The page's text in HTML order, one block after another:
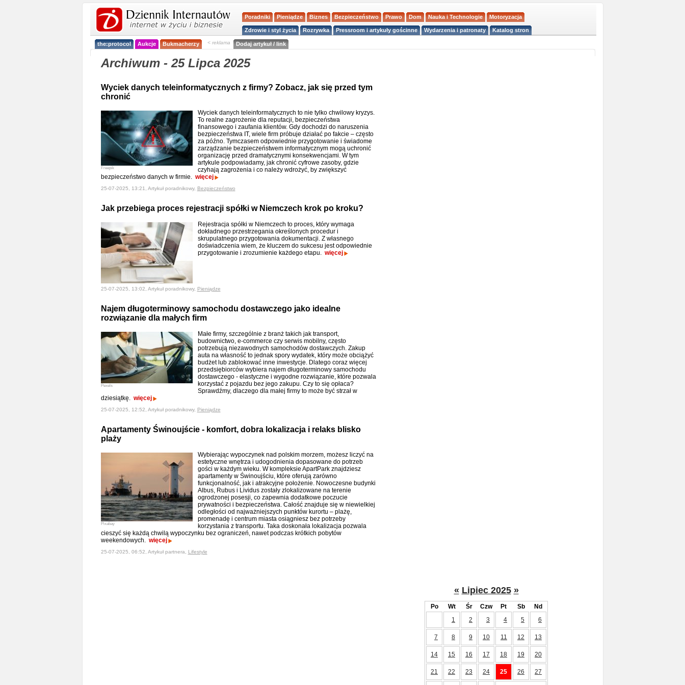
Poradniki Pieniądze Biznes Bezpieczeństwo Prawo Dom Nauka i Technologie Motoryzacja
Zdrowie i styl życia Rozrywka Pressroom i artykuły gościnne Wydarzenia i patronaty Katalog stron
the:protocol Aukcje Bukmacherzy < reklama Dodaj artykuł / link
Archiwum - 25 Lipca 2025
Wyciek danych teleinformatycznych z firmy? Zobacz, jak się przed tym
chronić
Freepik
Wyciek danych teleinformatycznych to nie tylko chwilowy kryzys.
To realne zagrożenie dla reputacji, bezpieczeństwa
finansowego i zaufania klientów. Gdy dochodzi do naruszenia
bezpieczeństwa IT, wiele firm próbuje działać po fakcie – często
za późno. Tymczasem odpowiednie przygotowanie i świadome
zarządzanie bezpieczeństwem informatycznym mogą uchronić
organizację przed dramatycznymi konsekwencjami. W tym
artykule podpowiadamy, jak chronić cyfrowe zasoby, gdzie
czyhają zagrożenia i co należy wdrożyć, by zwiększyć
bezpieczeństwo danych w firmie. więcej
25-07-2025, 13:21, Artykuł poradnikowy, Bezpieczeństwo
Jak przebiega proces rejestracji spółki w Niemczech krok po kroku?
Rejestracja spółki w Niemczech to proces, który wymaga
dokładnego przestrzegania określonych procedur i
skrupulatnego przygotowania dokumentacji. Z własnego
doświadczenia wiem, że kluczem do sukcesu jest odpowiednie
przygotowanie i zrozumienie każdego etapu. więcej
25-07-2025, 13:02, Artykuł poradnikowy, Pieniądze
Najem długoterminowy samochodu dostawczego jako idealne
rozwiązanie dla małych firm
Pexels
Małe firmy, szczególnie z branż takich jak transport,
budownictwo, e-commerce czy serwis mobilny, często
potrzebują niezawodnych samochodów dostawczych. Zakup
auta na własność to jednak spory wydatek, który może obciążyć
budżet lub zablokować inne inwestycje. Dlatego coraz więcej
przedsiębiorców wybiera najem długoterminowy samochodu
dostawczego - elastyczne i wygodne rozwiązanie, które pozwala
korzystać z pojazdu bez jego zakupu. Czy to się opłaca?
Sprawdźmy, dlaczego dla małej firmy to może być strzał w
dziesiątkę. więcej
25-07-2025, 12:52, Artykuł poradnikowy, Pieniądze
Apartamenty Świnoujście - komfort, dobra lokalizacja i relaks blisko
plaży
Pixabay
Wybierając wypoczynek nad polskim morzem, możesz liczyć na
estetyczne wnętrza i udogodnienia dopasowane do potrzeb
gości w każdym wieku. W kompleksie ApartPark znajdziesz
apartamenty w Świnoujściu, które oferują zarówno
funkcjonalność, jak i atrakcyjne położenie. Nowoczesne budynki
Albus, Rubus i Lividus zostały zlokalizowane na terenie
ogrodzonej posesji, co zapewnia dodatkowe poczucie
prywatności i bezpieczeństwa. Całość znajduje się w niewielkiej
odległości od najważniejszych punktów kurortu – plażę,
promenadę i centrum miasta osiągniesz bez potrzeby
korzystania z transportu. Taka doskonała lokalizacja pozwala
cieszyć się każdą chwilą wypoczynku bez ograniczeń, nawet podczas krótkich pobytów
weekendowych. więcej
25-07-2025, 06:52, Artykuł partnera, Lifestyle
« Lipiec 2025 »
Po Wt Śr Czw Pt Sb
Nd
1
2 3 4 5 6
7 8 9 10 11 12 13
14 15 16 17 18 19 20
21 22 23 24 25 26 27